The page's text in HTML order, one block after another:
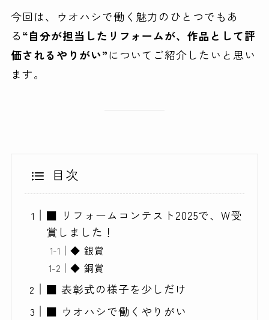
今回は、ウオハシで働く魅力のひとつでもあ
る“自分が担当したリフォームが、作品として評
価されるやりがい”についてご紹介したいと思い
ます。
目次
■ リフォームコンテスト2025で、W受
賞しました！
◆ 銀賞
◆ 銅賞
■ 表彰式の様子を少しだけ
■ ウオハシで働くやりがい